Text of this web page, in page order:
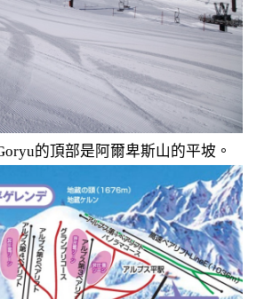
的頂部是阿爾卑斯山的平坡。